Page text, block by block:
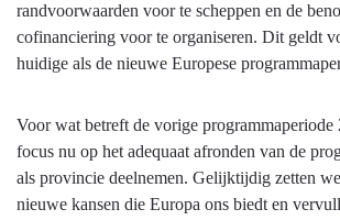
Europese
programma’s
Hebben
we
bereikt
randvoorwaarden voor te scheppen en de
cofinanciering voor te organiseren. Dit geldt
huidige als de nieuwe Europese
Voor wat betreft de vorige
focus nu op het adequaat afronden van de
als provincie deelnemen. Gelijktijdig zetten
nieuwe kansen die Europa ons biedt en